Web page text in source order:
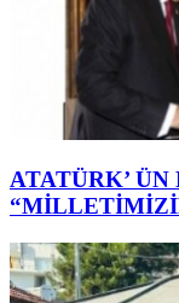
ATATÜRK’